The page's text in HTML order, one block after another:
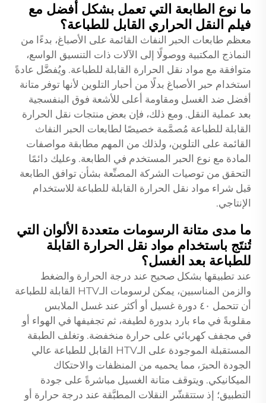
ما نوع الطابعة التي تعمل بشكل أفضل مع
فيلم النقل الحراري القابل للطباعة؟
معظم طابعات الحبر النفاث القائمة على الأصباغ، بدءًا من
النماذج المكتبية ووصولًا إلى الآلات ذات التنسيق الواسع،
متوافقة مع مواد نقل الحرارة القابلة للطباعة. ويُفضَّل عادةً
استخدام حبر الأصباغ بدلًا من أحبار التلوين لأنها توفر متانة
أفضل ضد الغسل ومقاومة أعلى للأشعة فوق البنفسجية
بعد عملية النقل. ومع ذلك، فإن بعض منتجات نقل الحرارة
القابلة للطباعة مُصمَّمة خصيصًا لطابعات الحبر النفاث
القائمة على التلوين، ولذلك من المهم مطابقة مواصفات
المادة مع نوع الحبر المستخدم في الطابعة. وعليك دائمًا
التحقق من توصيات الشركة المصنِّعة بشأن توافق الطابعة
قبل شراء مواد نقل الحرارة القابلة للطباعة للاستخدام
الإنتاجي.
ما مدى متانة الرسومات متعددة الألوان التي
تُنتَج باستخدام مواد نقل الحرارة القابلة
للطباعة بعد الغسل؟
عند تطبيقها بشكل صحيح عند درجة الحرارة والضغط
والزمن المناسبين، يمكن لرسومات الـHTV القابلة للطباعة
أن تتحمل ٤٠ دورة غسيل أو أكثر عند غسل الملابس
مقلوبةً في ماء بارد بدورة لطيفة، ثم تجفيفها في الهواء أو
في مجفف كهربائي على حرارة منخفضة. وتغلف الطبقة
المستقبلة الموجودة على الـHTV القابل للطباعة عالي
الجودة الحبرَ، مما يحميه من المنظفات والاحتكاك
الميكانيكي. ويتوقف متانة الغسيل مباشرةً على جودة
التطبيق؛ إذ ستتقشّر النقلات المطبَّقة عند درجة حرارة أو